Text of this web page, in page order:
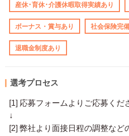
産休･育休･介護休暇取得実績あり
ボーナス・賞与あり 社会保険完
退職金制度あり
選考プロセス
[1] 応募フォームよりご応募くだ
↓
[2] 弊社より面接日程の調整など